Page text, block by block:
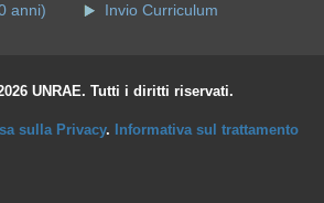
anni)
Invio Curriculum
UNRAE. Tutti i diritti riservati.
sulla Privacy. Informativa sul trattamento